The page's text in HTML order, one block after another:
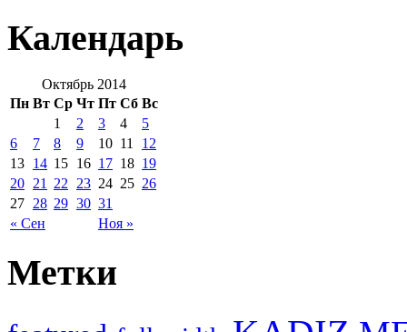
Календарь
Октябрь 2014
Пн Вт Ср Чт Пт Сб Вс
« Сен Ноя »
1 2 3 4
5
6
7 8 9 10 11
12
13 14 15 16 17 18 19
20 21 22 23 24 25 26
27 28 29 30 31
Метки